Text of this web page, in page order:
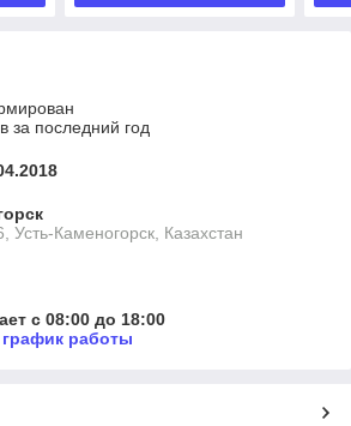
за последний год
Усть-Каменогорск, Казахстан
с 08:00 до 18:00
график работы